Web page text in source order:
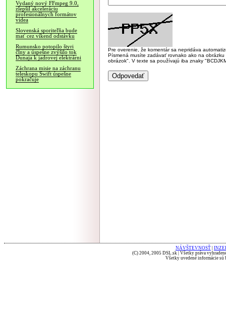
Vydaný nový FFmpeg 9.0,
zlepšil akceleráciu
profesionálnych formátov
videa
Slovenská sporiteľňa bude
mať cez víkend odstávku
Rumunsko potopilo štyri
člny a úspešne zvýšilo tok
Dunaja k jadrovej elektrárni
Záchrana misie na záchranu
teleskopu Swift úspešne
pokračuje
Pre overenie, že komentár sa nepridáva
Písmená musíte zadávať rovnako ako na
obrázok". V texte sa používajú iba znaky
NÁVŠTEVNOSŤ
(C) 2004, 2005 DSL.sk | Všetky práva
Všetky uvedené informácie sú